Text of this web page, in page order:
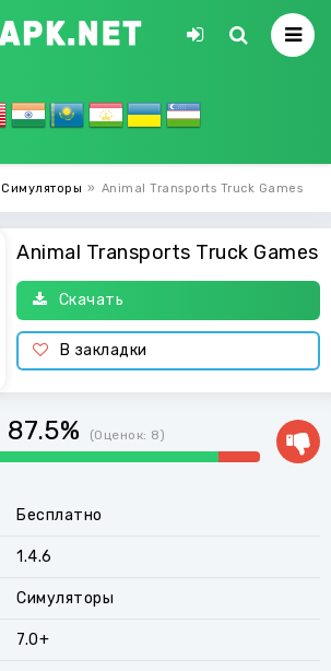
Симуляторы » Animal Transports Truck Games
Animal Transports Truck Games
Скачать
В закладки
87.5% (Оценок: 8)
Бесплатно
1.4.6
Симуляторы
7.0+